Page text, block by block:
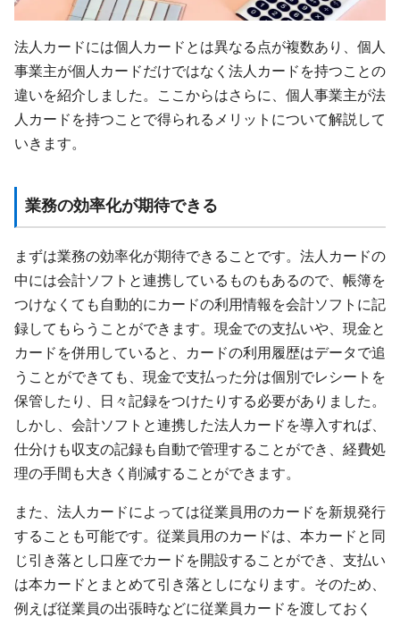
法人カードには個人カードとは異なる点が複数あり、個人
事業主が個人カードだけではなく法人カードを持つことの
違いを紹介しました。ここからはさらに、個人事業主が法
人カードを持つことで得られるメリットについて解説して
いきます。
業務の効率化が期待できる
まずは業務の効率化が期待できることです。法人カードの
中には会計ソフトと連携しているものもあるので、帳簿を
つけなくても自動的にカードの利用情報を会計ソフトに記
録してもらうことができます。現金での支払いや、現金と
カードを併用していると、カードの利用履歴はデータで追
うことができても、現金で支払った分は個別でレシートを
保管したり、日々記録をつけたりする必要がありました。
しかし、会計ソフトと連携した法人カードを導入すれば、
仕分けも収支の記録も自動で管理することができ、経費処
理の手間も大きく削減することができます。
また、法人カードによっては従業員用のカードを新規発行
することも可能です。従業員用のカードは、本カードと同
じ引き落とし口座でカードを開設することができ、支払い
は本カードとまとめて引き落としになります。そのため、
例えば従業員の出張時などに従業員カードを渡しておく